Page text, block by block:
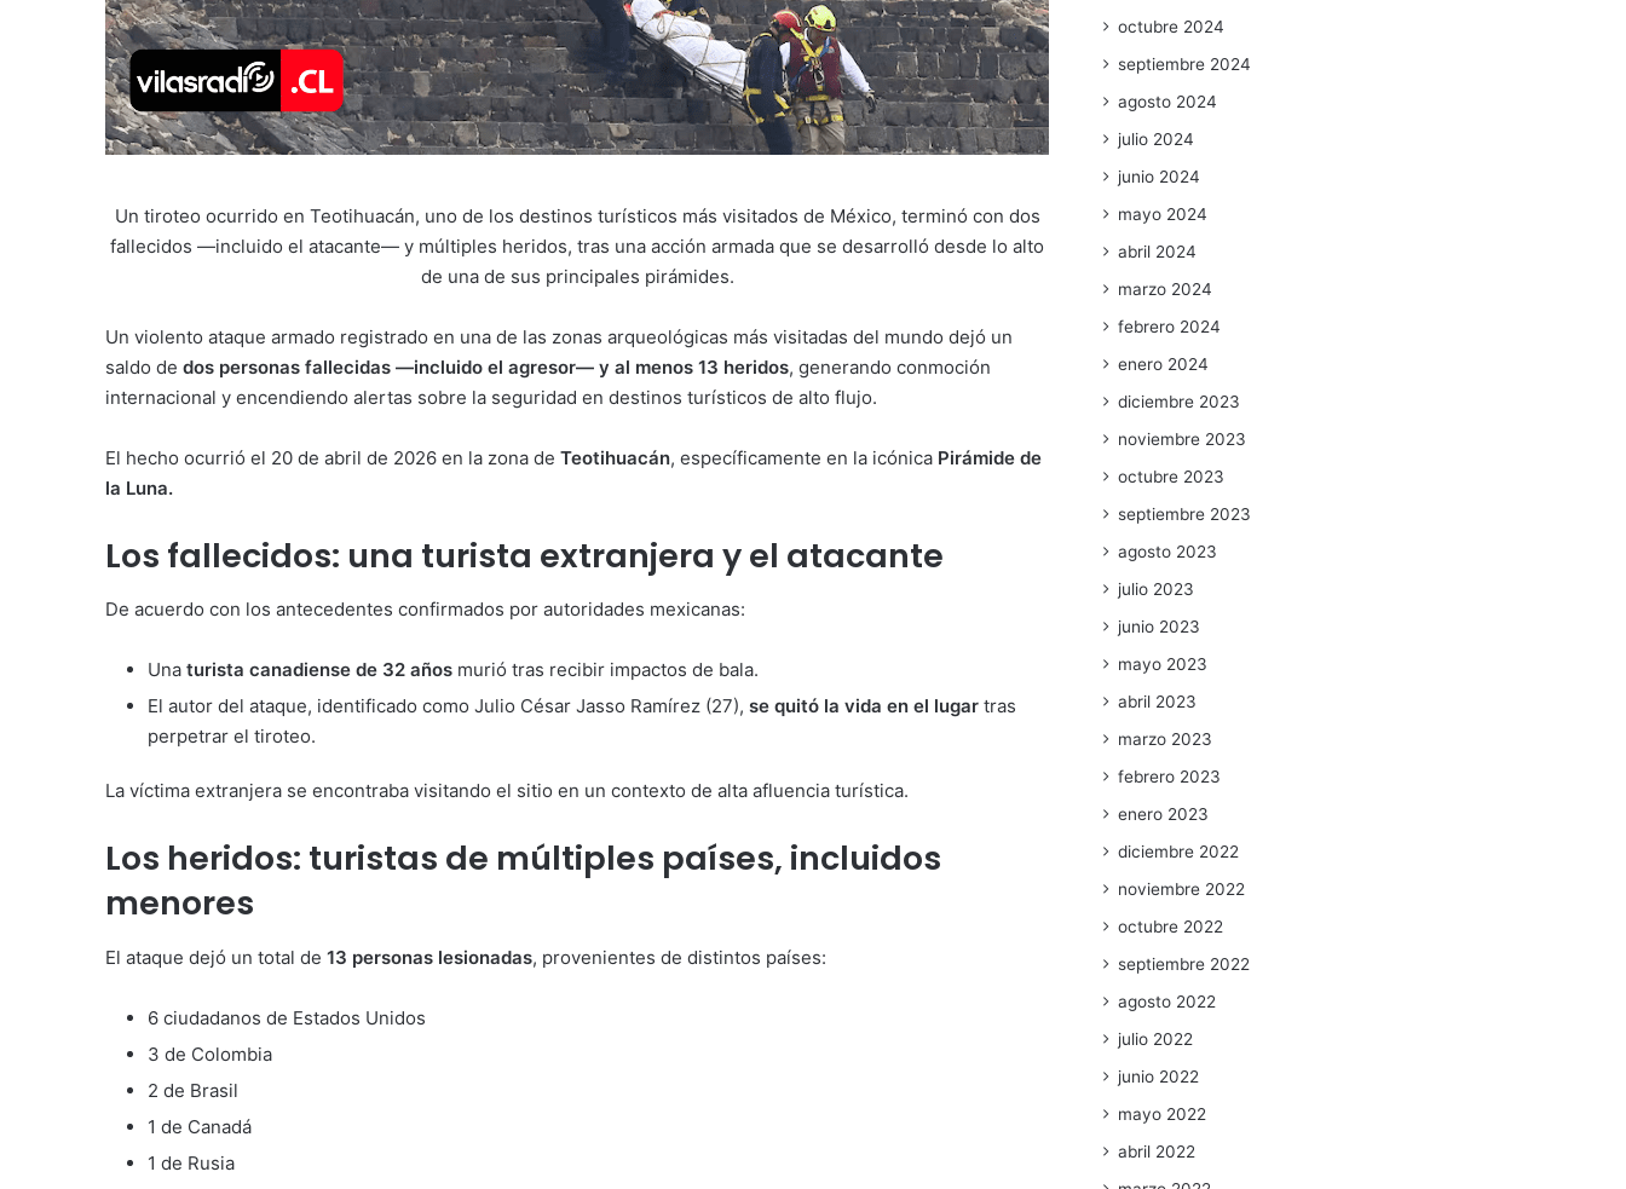
Un tiroteo ocurrido en Teotihuacán, uno de los destinos turísticos más visitados de México, terminó con dos
fallecidos —incluido el atacante— y múltiples heridos, tras una acción armada que se desarrolló desde lo alto
de una de sus principales pirámides.
Un violento ataque armado registrado en una de las zonas arqueológicas más visitadas del mundo dejó un
saldo de dos personas fallecidas —incluido el agresor— y al menos 13 heridos, generando conmoción
internacional y encendiendo alertas sobre la seguridad en destinos turísticos de alto flujo.
El hecho ocurrió el 20 de abril de 2026 en la zona de Teotihuacán, específicamente en la icónica Pirámide de
la Luna.
Los fallecidos: una turista extranjera y el atacante
De acuerdo con los antecedentes confirmados por autoridades mexicanas:
Una turista canadiense de 32 años murió tras recibir impactos de bala.
El autor del ataque, identificado como Julio César Jasso Ramírez (27), se quitó la vida en el lugar tras
perpetrar el tiroteo.
La víctima extranjera se encontraba visitando el sitio en un contexto de alta afluencia turística.
Los heridos: turistas de múltiples países, incluidos
menores
El ataque dejó un total de 13 personas lesionadas, provenientes de distintos países:
6 ciudadanos de Estados Unidos
3 de Colombia
2 de Brasil
1 de Canadá
1 de Rusia
octubre 2024
septiembre 2024
agosto 2024
julio 2024
junio 2024
mayo 2024
abril 2024
marzo 2024
febrero 2024
enero 2024
diciembre 2023
noviembre 2023
octubre 2023
septiembre 2023
agosto 2023
julio 2023
junio 2023
mayo 2023
abril 2023
marzo 2023
febrero 2023
enero 2023
diciembre 2022
noviembre 2022
octubre 2022
septiembre 2022
agosto 2022
julio 2022
junio 2022
mayo 2022
abril 2022